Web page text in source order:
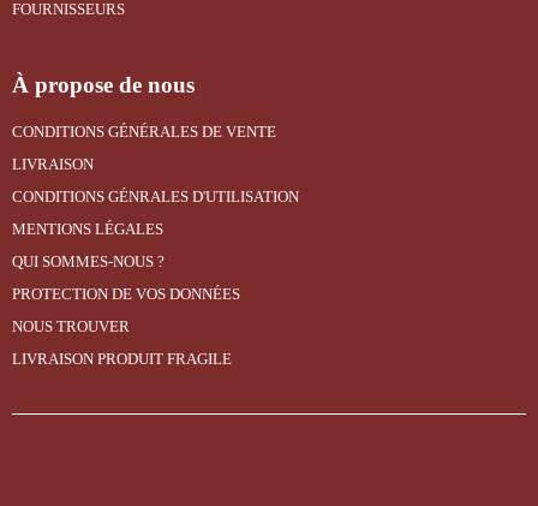
FOURNISSEURS
À propose de nous
CONDITIONS GÉNÉRALES DE VENTE
LIVRAISON
CONDITIONS GÉNRALES D'UTILISATION
MENTIONS LÉGALES
QUI SOMMES-NOUS ?
PROTECTION DE VOS DONNÉES
NOUS TROUVER
LIVRAISON PRODUIT FRAGILE